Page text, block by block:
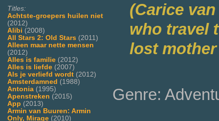
Titles:
Achtste-groepers huilen niet
(2012)
Alibi (2008)
All Stars 2: Old Stars (2011)
Alleen maar nette mensen
(2012)
Alles is familie (2012)
Alles is liefde (2007)
Als je verliefd wordt (2012)
Amsterdamned (1988)
Antonia (1995)
Apenstreken (2015)
App (2013)
Armin van Buuren: Armin
Only, Mirage (2010)
(Carice
who travel
lost
Genre: